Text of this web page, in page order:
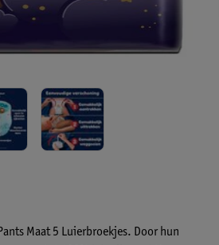
Maat 5 Luierbroekjes. Door hun